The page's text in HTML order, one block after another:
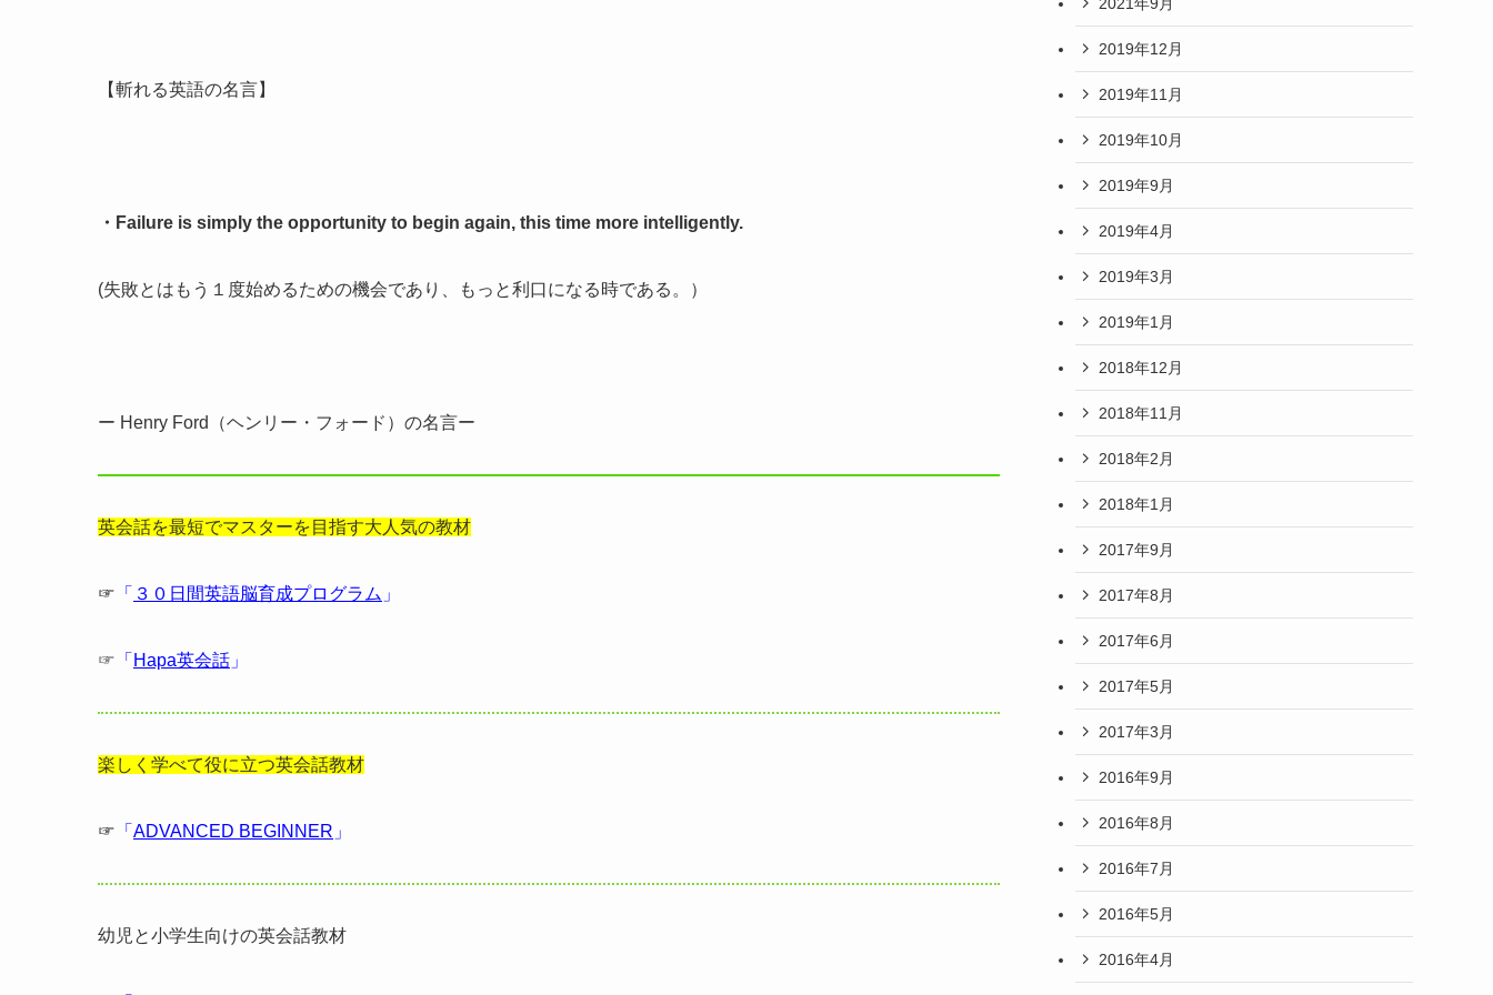
【斬れる英語の名言】
・Failure is simply the opportunity to begin again, this time more intelligently.
(失敗とはもう１度始めるための機会であり、もっと利口になる時である。）
ー Henry Ford（ヘンリー・フォード）の名言ー
英会話を最短でマスターを目指す大人気の教材
☞ 「 ３０日間英語脳育成プログラム 」
☞ 「 Hapa英会話 」
楽しく学べて役に立つ英会話教材
☞ 「 ADVANCED BEGINNER 」
幼児と小学生向けの英会話教材
2019年12月
2019年11月
2019年10月
2019年9月
2019年4月
2019年3月
2019年1月
2018年12月
2018年11月
2018年2月
2018年1月
2017年9月
2017年8月
2017年6月
2017年5月
2017年3月
2016年9月
2016年8月
2016年7月
2016年5月
2016年4月